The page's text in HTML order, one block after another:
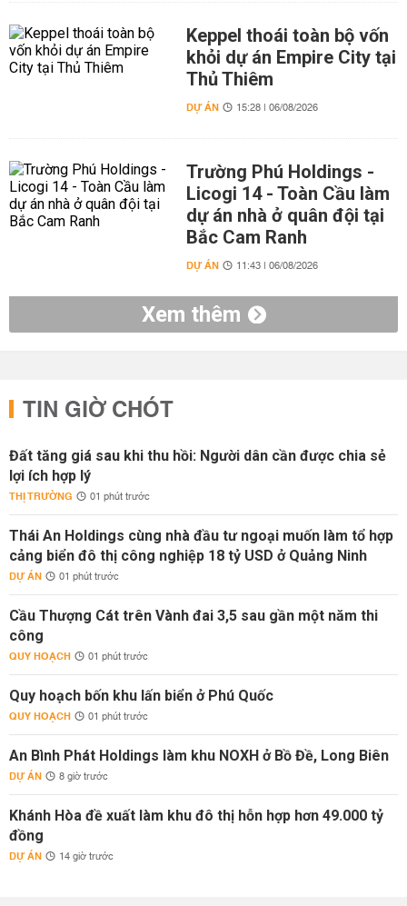
Keppel thoái toàn bộ vốn
khỏi dự án Empire City tại
Thủ Thiêm
DỰ ÁN 15:28 | 06/08/2026
Trường Phú Holdings -
Licogi 14 - Toàn Cầu làm
dự án nhà ở quân đội tại
Bắc Cam Ranh
DỰ ÁN 11:43 | 06/08/2026
Xem thêm
TIN GIỜ CHÓT
Đất tăng giá sau khi thu hồi: Người dân cần được chia sẻ
lợi ích hợp lý
THỊ TRƯỜNG 01 phút trước
Thái An Holdings cùng nhà đầu tư ngoại muốn làm tổ hợp
cảng biển đô thị công nghiệp 18 tỷ USD ở Quảng Ninh
DỰ ÁN 01 phút trước
Cầu Thượng Cát trên Vành đai 3,5 sau gần một năm thi
công
QUY HOẠCH 01 phút trước
Quy hoạch bốn khu lấn biển ở Phú Quốc
QUY HOẠCH 01 phút trước
An Bình Phát Holdings làm khu NOXH ở Bồ Đề, Long Biên
DỰ ÁN 8 giờ trước
Khánh Hòa đề xuất làm khu đô thị hỗn hợp hơn 49.000 tỷ
đồng
DỰ ÁN 14 giờ trước